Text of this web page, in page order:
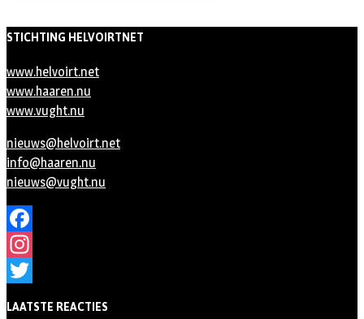
STICHTING HELVOIRTNET
www.helvoirt.net
www.haaren.nu
www.vught.nu
nieuws@helvoirt.net
info@haaren.nu
nieuws@vught.nu
Facebook
Instagram
LAATSTE REACTIES